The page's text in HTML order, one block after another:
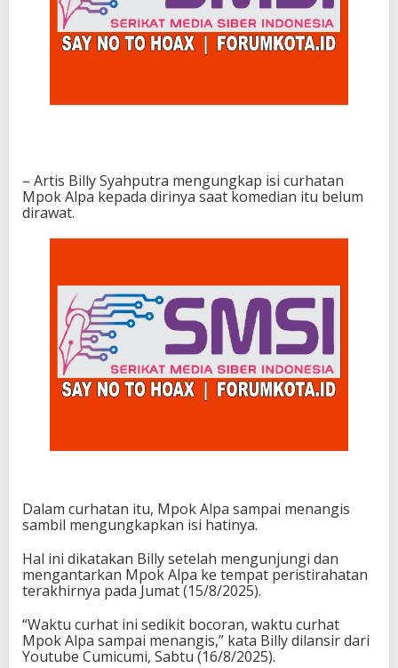
– Artis Billy Syahputra mengungkap isi curhatan
Mpok Alpa kepada dirinya saat komedian itu belum
dirawat.
Dalam curhatan itu, Mpok Alpa sampai menangis
sambil mengungkapkan isi hatinya.
Hal ini dikatakan Billy setelah mengunjungi dan
mengantarkan Mpok Alpa ke tempat peristirahatan
terakhirnya pada Jumat (15/8/2025).
“Waktu curhat ini sedikit bocoran, waktu curhat
Mpok Alpa sampai menangis,” kata Billy dilansir dari
Youtube Cumicumi, Sabtu (16/8/2025).